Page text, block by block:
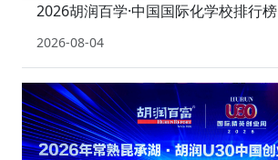
2026胡润百学·中国国际化学校排行榜
2026-08-04